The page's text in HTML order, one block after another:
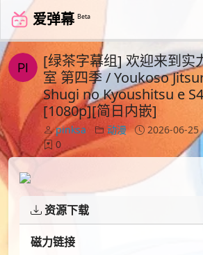
爱弹幕 Beta
[绿茶字幕组] 欢迎来到实
室 第四季 / Youkoso
Shugi no Kyoushitsu e
[1080p][简日内嵌]
pinksa 动漫 2026-06-25
0
资源下载
磁力链接